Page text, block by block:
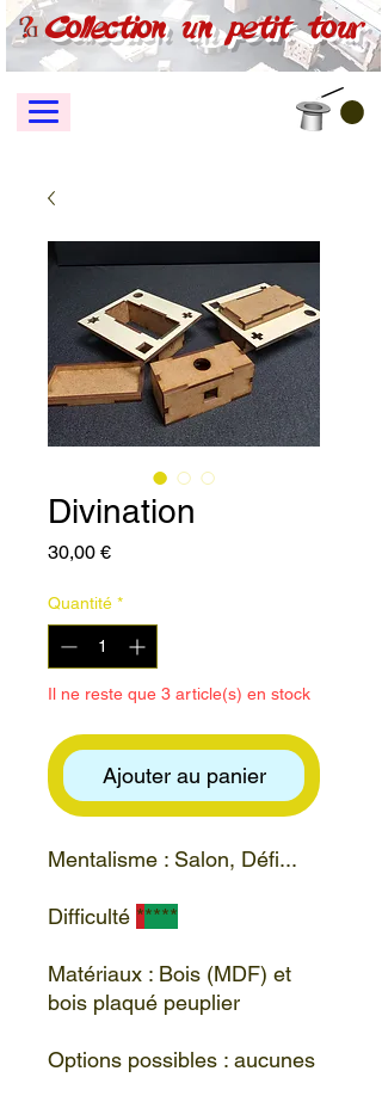
Collection un petit tour
Divination
30,00 €Prix
Quantité *
Il ne reste que 3 article(s) en stock
Ajouter au panier
Mentalisme : Salon, Défi...
Difficulté *****
Matériaux : Bois (MDF) et
bois plaqué peuplier
Options possibles : aucunes